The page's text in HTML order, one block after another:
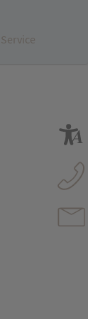
Service